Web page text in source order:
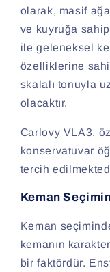
olarak, masif
ve kuyruğa
ile geleneksel
özelliklerine
skalalı tonuyla
olacaktır.
Carlovy VLA3,
konservatuvar
tercih
Keman
Keman
kemanın
bir faktördür.